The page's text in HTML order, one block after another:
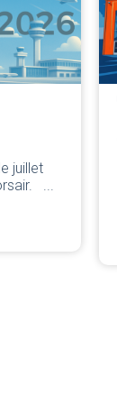
sortir sa
la